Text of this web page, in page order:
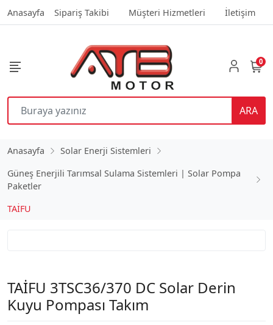
Anasayfa Sipariş Takibi Müşteri Hizmetleri İletişim
ARA
0
Anasayfa
Solar Enerji Sistemleri
Güneş Enerjili Tarımsal Sulama Sistemleri | Solar Pompa
Paketler
TAİFU
TAİFU 3TSC36/370 DC Solar Derin
Kuyu Pompası Takım